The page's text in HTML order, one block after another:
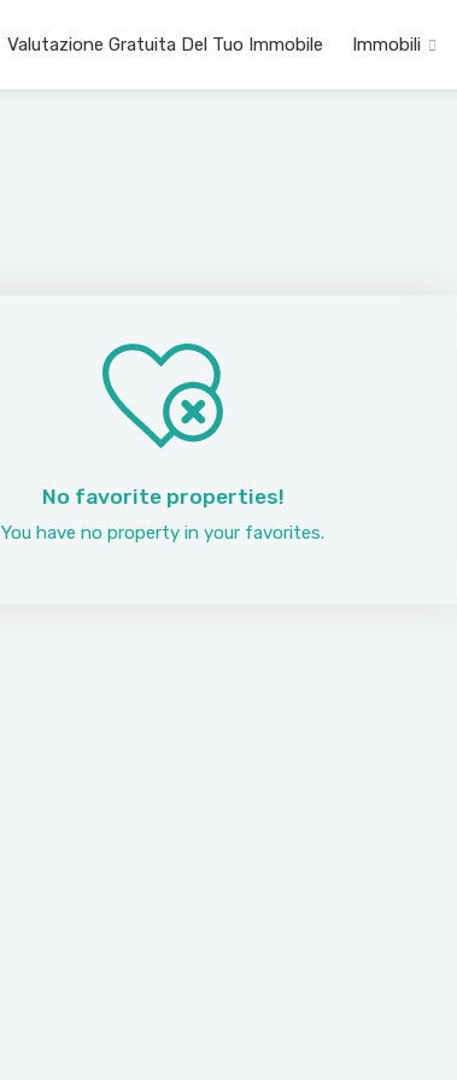
Valutazione Gratuita Del Tuo Immobile Immobili
No favorite properties!
You have no property in your favorites.